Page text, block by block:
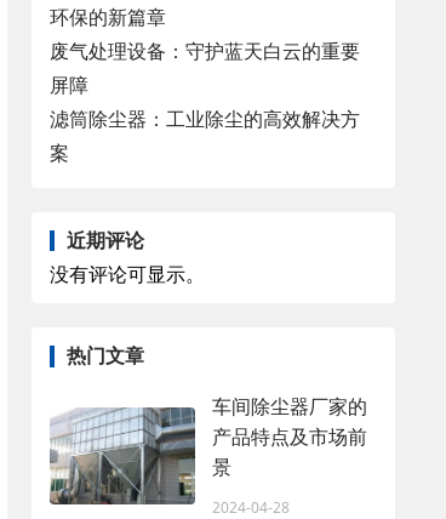
环保的新篇章
废气处理设备：守护蓝天白云的重要
屏障
滤筒除尘器：工业除尘的高效解决方
案
近期评论
没有评论可显示。
热门文章
车间除尘器厂家的
产品特点及市场前
景
2024-04-28